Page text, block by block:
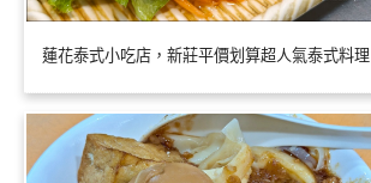
蓮花泰式小吃店，新莊平價划算超人氣泰式料理